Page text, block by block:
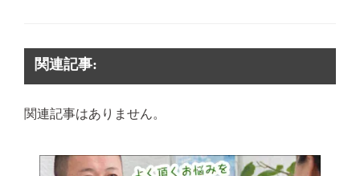
関連記事:
関連記事はありません。